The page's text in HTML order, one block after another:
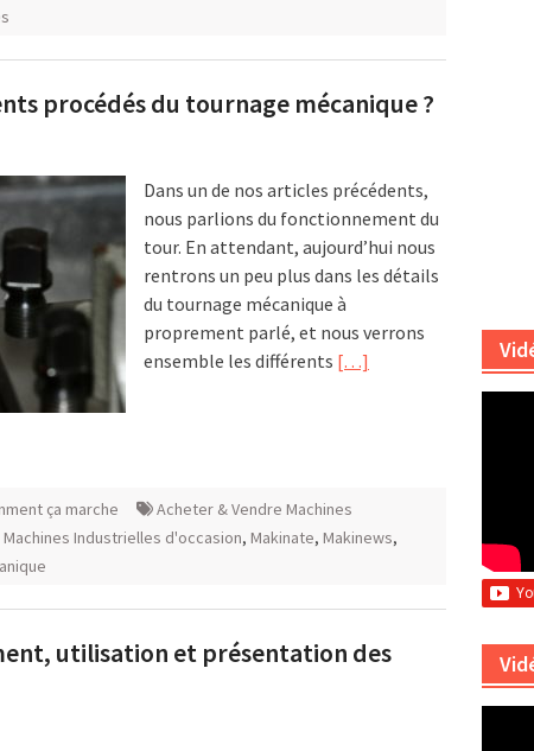
procédés du tournage mécanique ?
Dans un de nos articles précédents,
nous parlions du fonctionnement du
tour. En attendant, aujourd’hui nous
rentrons un peu plus dans les détails
du tournage mécanique à
proprement parlé, et nous verrons
ensemble les différents […]
ça marche
Acheter & Vendre Machines
Machines Industrielles d'occasion, Makinate, Makinews,
utilisation et présentation des